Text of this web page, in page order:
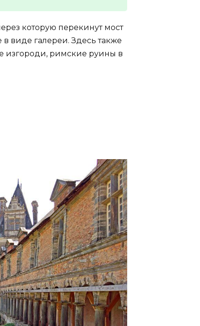
которую перекинут мост
виде галереи. Здесь также
изгороди, римские руины в